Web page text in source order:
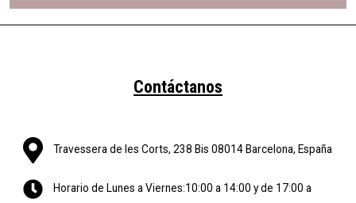
Contáctanos
Travessera de les Corts, 238 Bis 08014 Barcelona, España
Horario de Lunes a Viernes:10:00 a 14:00 y de 17:00 a